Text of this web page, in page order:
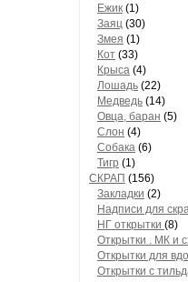
Ежик (1)
Заяц (30)
Змея (1)
Кот (33)
Крыса (4)
Лошадь (22)
Медведь (14)
Овца, баран (5)
Слон (4)
Собака (6)
Тигр (1)
СКРАП (156)
Закладки (2)
Надписи для
НГ открытки (8)
Открытки . МК и
Открытки для
Открытки с